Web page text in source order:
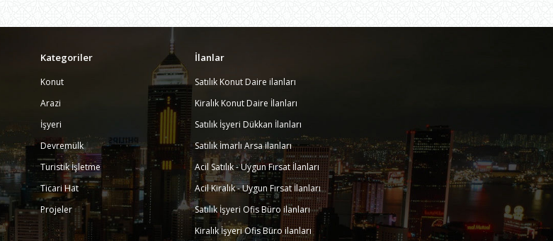
Kategoriler
Konut
Arazi
İşyeri
Devremülk
Turistik İşletme
Ticari Hat
Projeler
İlanlar
Satılık Konut Daire ilanları
Kiralık Konut Daire İlanları
Satılık İşyeri Dükkan İlanları
Satılık İmarlı Arsa ilanları
Acil Satılık - Uygun Fırsat İlanları
Acil Kiralık - Uygun Fırsat İlanları
Satılık İşyeri Ofis Büro ilanları
Kiralık İşyeri Ofis Büro ilanları